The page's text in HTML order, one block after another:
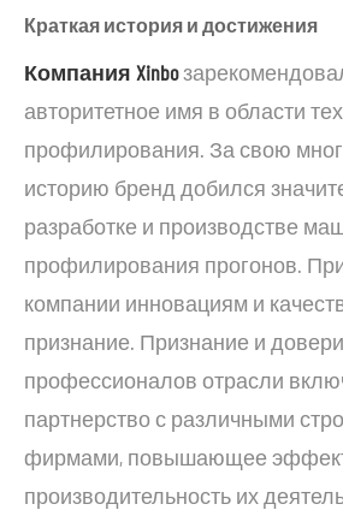
Краткая история и достижения
Компания Xinbo
авторитетное имя в области
профилирования. За свою
историю бренд добился
разработке и производстве
профилирования прогонов.
компании инновациям и
признание. Признание и
профессионалов отрасли
партнерство с различными
фирмами, повышающее
производительность их